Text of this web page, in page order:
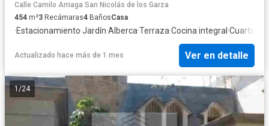
Calle Camilo Arriaga San Nicolás de los Garza
454 m²3 Recámaras4 BañosCasa
·Estacionamiento·Jardín·Alberca·Terraza·Cocina integral ·Cuarto de
Actualizado hace más de 1 mes Ver en detalle
1 /24